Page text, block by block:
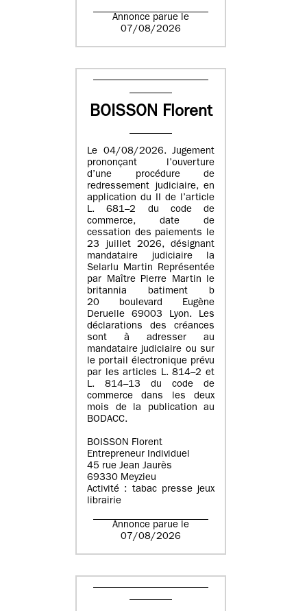
Annonce parue le
07/08/2026
BOISSON Florent
Le 04/08/2026. Jugement
prononçant l’ouverture
d’une procédure de
redressement judiciaire, en
application du II de l’article
L. 681–2 du code de
commerce, date de
cessation des paiements le
23 juillet 2026, désignant
mandataire judiciaire la
Selarlu Martin Représentée
par Maître Pierre Martin le
britannia batiment b
20 boulevard Eugène
Deruelle 69003 Lyon. Les
déclarations des créances
sont à adresser au
mandataire judiciaire ou sur
le portail électronique prévu
par les articles L. 814–2 et
L. 814–13 du code de
commerce dans les deux
mois de la publication au
BODACC.
BOISSON Florent
Entrepreneur Individuel
45 rue Jean Jaurès
69330 Meyzieu
Activité : tabac presse jeux
librairie
Annonce parue le
07/08/2026